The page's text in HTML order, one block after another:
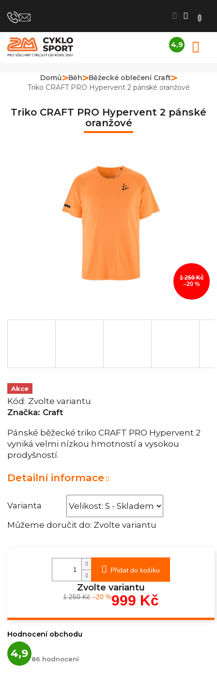
na
4,9
obchodu
je
4,9
hvězdiček.
Domů Běh
Běžecké oblečení Craft
Triko CRAFT PRO Hypervent 2 pánské oranžové
Triko CRAFT PRO Hypervent 2 pánské
oranžové
1 250 Kč
–20 %
Akce
Kód: Zvolte variantu
Značka: Craft
Varianta
Můžeme doručit do: Zvolte variantu
Pánské běžecké triko CRAFT PRO Hypervent 2
vyniká velmi nízkou hmotností a vysokou
prodyšností.
Detailní informace
Přidat do košíku
Zvolte variantu
1 250 Kč –20 %999 KčMěrná
Hodnocení obchodu
4,9 hodnocení
obchodu
86 hodnocení